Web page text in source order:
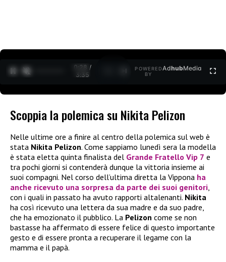
0:29 /
3:35
POWERED
BY
AdhubMedia
Scoppia la polemica su Nikita Pelizon
Nelle ultime ore a finire al centro della polemica sul web è
stata Nikita Pelizon. Come sappiamo lunedì sera la modella
è stata eletta quinta finalista del Grande Fratello Vip 7 e
tra pochi giorni si contenderà dunque la vittoria insieme ai
suoi compagni. Nel corso dell’ultima diretta la Vippona ha
anche ricevuto una sorpresa da parte dei suoi genitori,
con i quali in passato ha avuto rapporti altalenanti. Nikita
ha così ricevuto una lettera da sua madre e da suo padre,
che ha emozionato il pubblico. La Pelizon come se non
bastasse ha affermato di essere felice di questo importante
gesto e di essere pronta a recuperare il legame con la
mamma e il papà.